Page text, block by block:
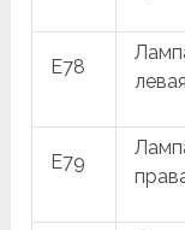
E78
левая
E79